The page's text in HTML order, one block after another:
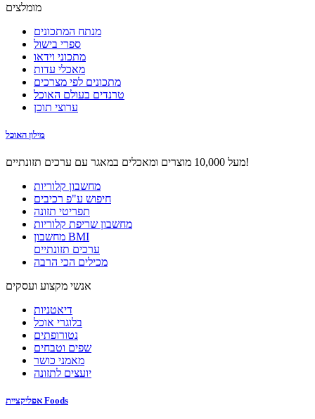
מומלצים
מנתח המתכונים
ספרי בישול
מתכוני וידאו
מאכלי עדות
מתכונים לפי מצרכים
טרנדים בעולם האוכל
ערוצי תוכן
מילון האוכל
מעל 10,000 מוצרים ומאכלים במאגר עם ערכים תזונתיים!
מחשבון קלוריות
חיפוש ע"פ רכיבים
תפריטי תזונה
מחשבון שריפת קלוריות
מחשבון BMI
ערכים תזונתיים
מכילים הכי הרבה
אנשי מקצוע ועסקים
דיאטניות
בלוגרי אוכל
נטורופתים
שפים וטבחים
מאמני כושר
יועצים לתזונה
אפליקציית Foods